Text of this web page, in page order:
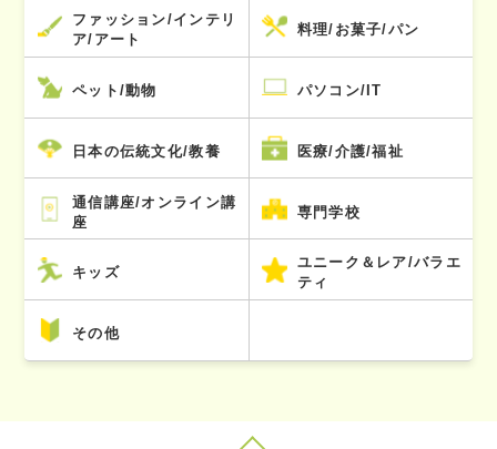
ファッション/インテリ
ア/アート
料理/お菓子/パン
ペット/動物 パソコン/IT
日本の伝統文化/教養 医療/介護/福祉
通信講座/オンライン講
座
専門学校
キッズ
ユニーク＆レア/バラエ
ティ
その他